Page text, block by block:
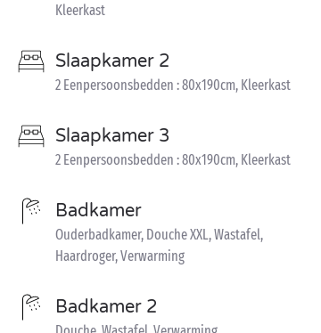
Kleerkast
Slaapkamer 2
2 Eenpersoonsbedden : 80x190cm, Kleerkast
Slaapkamer 3
2 Eenpersoonsbedden : 80x190cm, Kleerkast
Badkamer
Ouderbadkamer, Douche XXL, Wastafel,
Haardroger, Verwarming
Badkamer 2